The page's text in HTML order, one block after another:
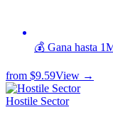
💰 Gana hasta
from $9.59View →
Hostile Sector